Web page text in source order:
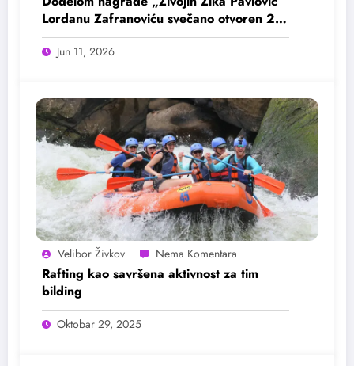
Lordanu Zafranoviću svečano otvoren 2.
Balkanski festival filmske režije
Jun 11, 2026
Velibor Živkov
Rafting kao savršena aktivnost za tim
bilding
Oktobar 29, 2025